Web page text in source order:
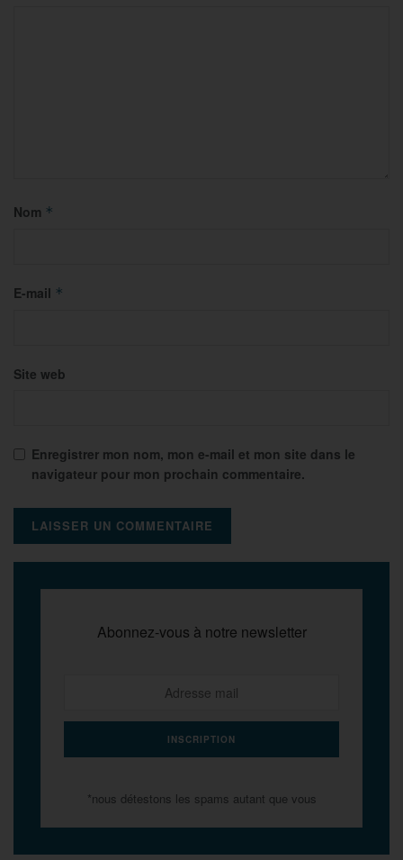
Nom *
E-mail *
Site web
Enregistrer mon nom, mon e-mail et mon site dans le
navigateur pour mon prochain commentaire.
Abonnez-vous à notre newsletter
*nous détestons les spams autant que vous